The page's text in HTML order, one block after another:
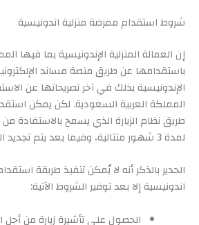
شروط استقدام ممرضة منزلية اندونيسية
إن العمالة المنزلية الإندونيسية بما فيها
باستقدامها عن طريق منصة مساند
الإندونيسية بذلك في آخر تصريحاتها عن
المملكة العربية السعودية. لكن يمكن
طريق نظام الزيارة الذي يسمح بالاستفادة من
لمدة 3 شهور متتالية، وفيما بعد يتم تجديد الزيارة شهريًا.
الجدير بالذكر أنه لا يُمكن تنفيذ طريقة
اندونيسية إلا بعد توفير الشروط الآتية:
الحصول على تأشيرة زيارة من أجل